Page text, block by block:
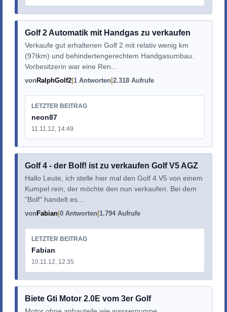
Golf 2 Automatik mit Handgas zu verkaufen
Verkaufe gut erhaltenen Golf 2 mit relativ wenig km
(97tkm) und behindertengerechtem Handgasumbau.
Vorbesitzerin war eine Ren...
vonRalphGolf2 1 Antworten 2.318 Aufrufe
LETZTER BEITRAG
neon87
11.11.12, 14:49
Golf 4 - der Bolf! ist zu verkaufen Golf V5 AGZ
Hallo Leute, ich stelle hier mal den Golf 4 V5 von einem
Kumpel rein, der möchte den nun verkaufen. Bei dem
"Bolf" handelt es...
von Fabian 0 Antworten 1.794 Aufrufe
LETZTER BEITRAG
Fabian
10.11.12, 12:35
Biete Gti Motor 2.0E vom 3er Golf